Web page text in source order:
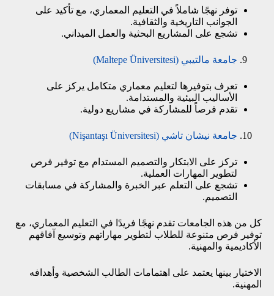
توفر نهجًا شاملاً في التعليم المعماري، مع تأكيد على
الجوانب التاريخية والثقافية.
تشجع على المشاريع البحثية والعمل الميداني.
جامعة مالتيبي (Maltepe Üniversitesi)
تعرف بتوفيرها لتعليم معماري متكامل يركز على
الأساليب البيئية والمستدامة.
تقدم فرصاً للمشاركة في مشاريع دولية.
جامعة نيشان تاشي (Nişantaşı Üniversitesi)
تركز على الابتكار والتصميم المستدام مع توفير فرص
لتطوير المهارات العملية.
تشجع على التعلم عبر الخبرة والمشاركة في مسابقات
التصميم.
كل من هذه الجامعات تقدم نهجًا فريدًا في التعليم المعماري، مع
توفير فرص متنوعة للطلاب لتطوير مهاراتهم وتوسيع آفاقهم
الأكاديمية والمهنية.
الاختيار بينها يعتمد على اهتمامات الطالب الشخصية وأهدافه
المهنية.